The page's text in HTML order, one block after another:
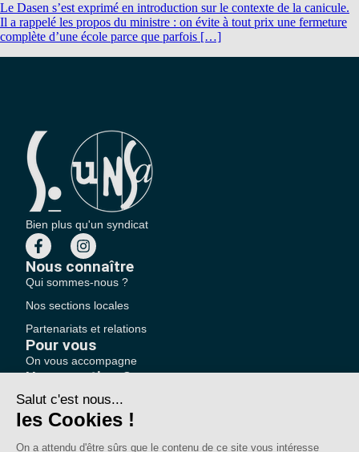
Le Dasen s’est exprimé en introduction sur le contexte de la canicule.
Il a rappelé les propos du ministre : on évite à tout prix une fermeture
complète d’une école parce que parfois […]
Bien plus qu'un syndicat
Nous connaître
Qui sommes-nous ?
Nos sections locales
Partenariats et relations
Pour vous
On vous accompagne
Une question ?
Pourquoi adhérer ?
Votre section locale